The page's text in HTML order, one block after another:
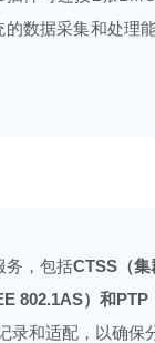
数据采集和处理
务，包括CTSS（
802.1AS）和PTP
录和适配，以确保